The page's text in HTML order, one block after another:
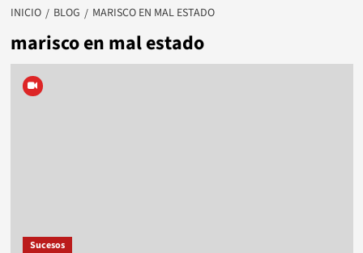
INICIO BLOG MARISCO EN MAL ESTADO
marisco en mal estado
Sucesos